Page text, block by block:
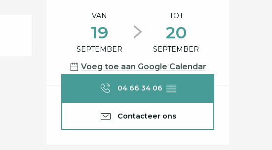
Openingstijden en
VAN
19
SEPTEMBER
TOT
20
SEPTEMBER
Voeg toe aan Google Calendar
04 66 34 06 ▒▒
Contacteer ons